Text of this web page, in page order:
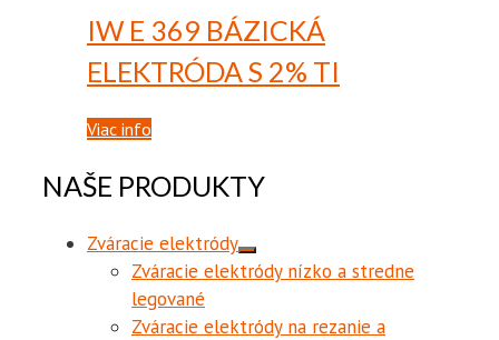
IW E 369 BÁZICKÁ
ELEKTRÓDA S 2% TI
Viac info
NAŠE PRODUKTY
Zváracie elektródy
Zváracie elektródy nízko a stredne
legované
Zváracie elektródy na rezanie a